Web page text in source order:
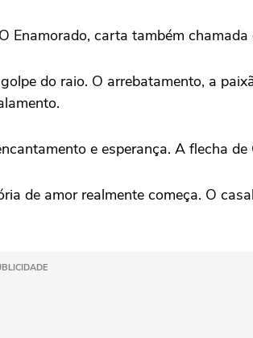
Enamorado, carta também
do raio. O arrebatamento, a
e esperança. A flecha
de amor realmente começa. O